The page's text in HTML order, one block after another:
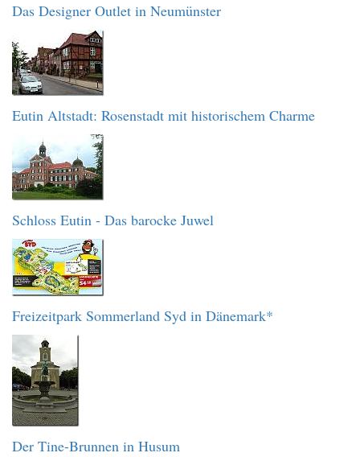
Das Designer Outlet in Neumünster
Eutin Altstadt: Rosenstadt mit historischem Charme
Schloss Eutin - Das barocke Juwel
Freizeitpark Sommerland Syd in Dänemark*
Der Tine-Brunnen in Husum